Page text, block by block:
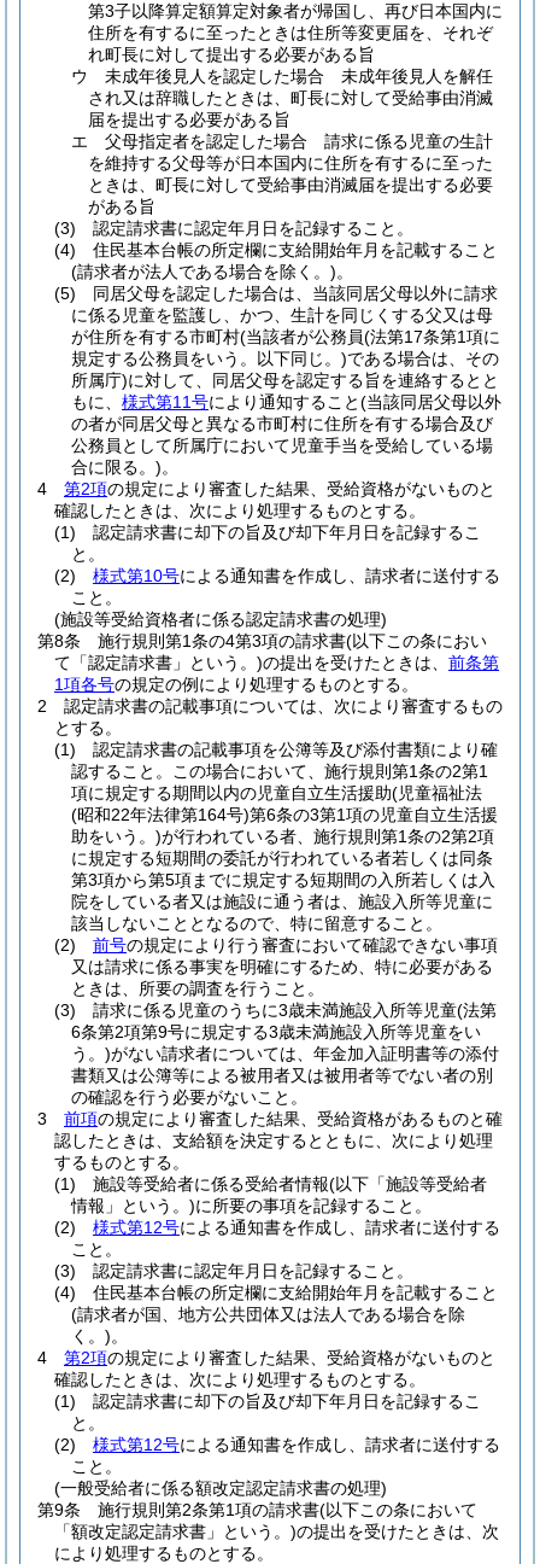
第3子以降算定額算定対象者が帰国し、再び日本国内に
住所を有するに至ったときは住所等変更届を、それぞ
れ町長に対して提出する必要がある旨
ウ
未成年後見人を認定した場合 未成年後見人を解任
され又は辞職したときは、町長に対して受給事由消滅
届を提出する必要がある旨
エ
父母指定者を認定した場合 請求に係る児童の生計
を維持する父母等が日本国内に住所を有するに至った
ときは、町長に対して受給事由消滅届を提出する必要
がある旨
(3)
認定請求書に認定年月日を記録すること。
(4)
住民基本台帳の所定欄に支給開始年月を記載すること
(請求者が法人である場合を除く。)。
(5)
同居父母を認定した場合は、当該同居父母以外に請求
に係る児童を監護し、かつ、生計を同じくする父又は母
が住所を有する市町村(当該者が公務員(法第17条第1項に
規定する公務員をいう。以下同じ。)である場合は、その
所属庁)に対して、同居父母を認定する旨を連絡するとと
もに、 様式第11号により通知すること(当該同居父母以外
の者が同居父母と異なる市町村に住所を有する場合及び
公務員として所属庁において児童手当を受給している場
合に限る。)。
4
第2項の規定により審査した結果、受給資格がないものと
確認したときは、次により処理するものとする。
(1)
認定請求書に却下の旨及び却下年月日を記録するこ
と。
(2)
様式第10号による通知書を作成し、請求者に送付する
こと。
(施設等受給資格者に係る認定請求書の処理)
第8条
施行規則第1条の4第3項の請求書(以下この条におい
て「認定請求書」という。)の提出を受けたときは、 前条第
1項各号の規定の例により処理するものとする。
2
認定請求書の記載事項については、次により審査するもの
とする。
(1)
認定請求書の記載事項を公簿等及び添付書類により確
認すること。
この場合において、施行規則第1条の2第1
項に規定する期間以内の児童自立生活援助(児童福祉法
(昭和22年法律第164号)第6条の3第1項の児童自立生活援
助をいう。)が行われている者、施行規則第1条の2第2項
に規定する短期間の委託が行われている者若しくは同条
第3項から第5項までに規定する短期間の入所若しくは入
院をしている者又は施設に通う者は、施設入所等児童に
該当しないこととなるので、特に留意すること。
(2)
前号の規定により行う審査において確認できない事項
又は請求に係る事実を明確にするため、特に必要がある
ときは、所要の調査を行うこと。
(3)
請求に係る児童のうちに3歳未満施設入所等児童(法第
6条第2項第9号に規定する3歳未満施設入所等児童をい
う。)がない請求者については、年金加入証明書等の添付
書類又は公簿等による被用者又は被用者等でない者の別
の確認を行う必要がないこと。
3
前項の規定により審査した結果、受給資格があるものと確
認したときは、支給額を決定するとともに、次により処理
するものとする。
(1)
施設等受給者に係る受給者情報(以下「施設等受給者
情報」という。)に所要の事項を記録すること。
(2)
様式第12号による通知書を作成し、請求者に送付する
こと。
(3)
認定請求書に認定年月日を記録すること。
(4)
住民基本台帳の所定欄に支給開始年月を記載すること
(請求者が国、地方公共団体又は法人である場合を除
く。)。
4
第2項の規定により審査した結果、受給資格がないものと
確認したときは、次により処理するものとする。
(1)
認定請求書に却下の旨及び却下年月日を記録するこ
と。
(2)
様式第12号による通知書を作成し、請求者に送付する
こと。
(一般受給者に係る額改定認定請求書の処理)
第9条
施行規則第2条第1項の請求書(以下この条において
「額改定認定請求書」という。)の提出を受けたときは、次
により処理するものとする。